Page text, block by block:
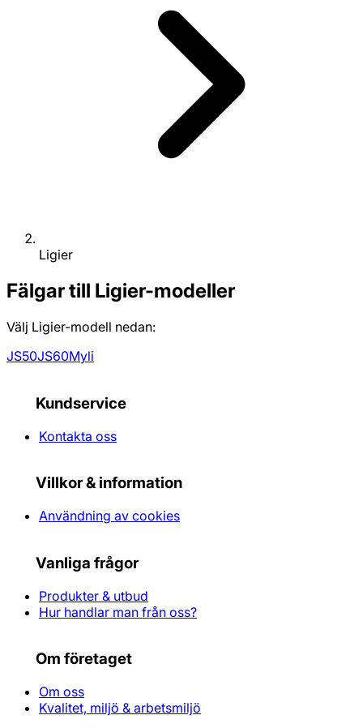
Ligier
Fälgar till Ligier-modeller
Välj Ligier-modell nedan:
JS50JS60Myli
Kundservice
Kontakta oss
Villkor & information
Användning av cookies
Vanliga frågor
Produkter & utbud
Hur handlar man från oss?
Om företaget
Om oss
Kvalitet, miljö & arbetsmiljö